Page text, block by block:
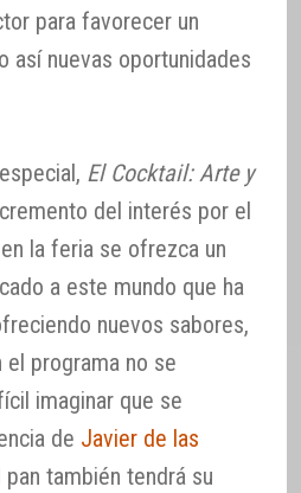
para favorecer un
así nuevas oportunidades
El Cocktail: Arte y
del interés por el
la feria se ofrezca un
a este mundo que ha
nuevos sabores,
el programa no se
imaginar que se
de Javier de las
pan también tendrá su